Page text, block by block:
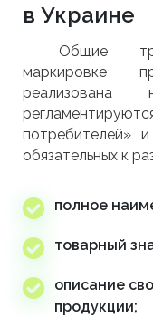
в Украине
Общие
маркировке
реализована
потребителей»
обязательных к
полное
товарный
описание
продукции;